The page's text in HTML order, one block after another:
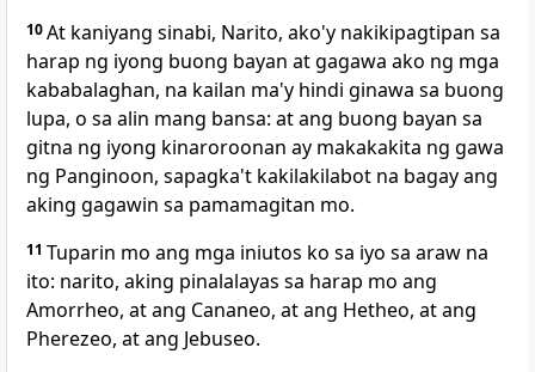
10At kaniyang sinabi, Narito, ako'y nakikipagtipan sa
harap ng iyong buong bayan at gagawa ako ng mga
kababalaghan, na kailan ma'y hindi ginawa sa buong
lupa, o sa alin mang bansa: at ang buong bayan sa
gitna ng iyong kinaroroonan ay makakakita ng gawa
ng Panginoon, sapagka't kakilakilabot na bagay ang
aking gagawin sa pamamagitan mo.
11 Tuparin mo ang mga iniutos ko sa iyo sa araw na
ito: narito, aking pinalalayas sa harap mo ang
Amorrheo, at ang Cananeo, at ang Hetheo, at ang
Pherezeo, at ang Jebuseo.